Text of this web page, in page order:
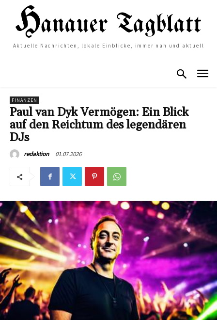
Aktuelle Nachrichten, lokale Einblicke, immer nah und aktuell
FINANZEN
Paul van Dyk Vermögen: Ein Blick
auf den Reichtum des legendären
DJs
redaktion 01.07.2026